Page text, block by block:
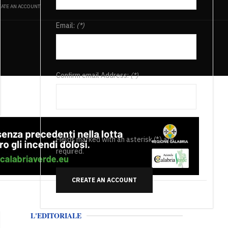
AN ACCOUNT
Email: (*)
Confirm email Address:(*)
Fields marked with an asterisk (*) are
required.
CREATE AN ACCOUNT
L'EDITORIALE